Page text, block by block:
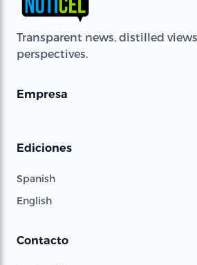
Transparent news, distilled
perspectives.
Empresa
Ediciones
Spanish
English
Contacto